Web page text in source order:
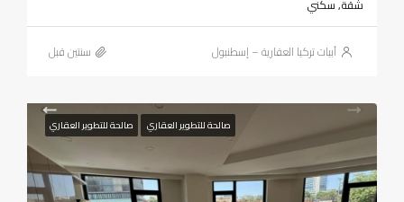
شقة, سكني
أبيات تركيا العقارية – إسطنبول ‏سنتين قبل
صالحة للتطوير العقاري صالحة للتطوير العقاري